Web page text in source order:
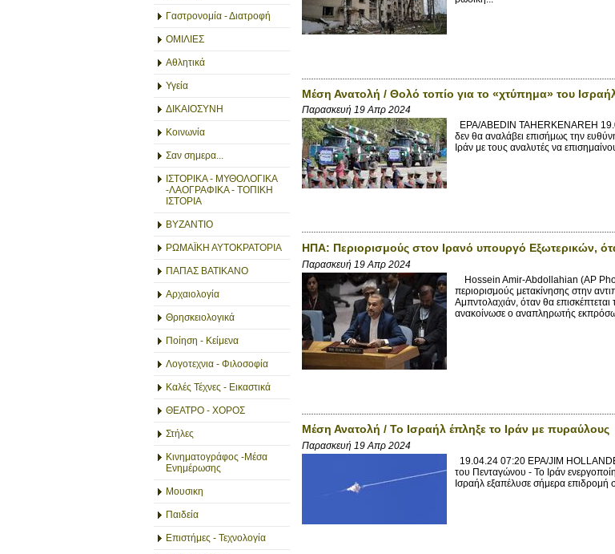
Γαστρονομία - Διατροφή
ΟΜΙΛΙΕΣ
Αθλητικά
Υγεία
ΔΙΚΑΙΟΣΥΝΗ
Κοινωνία
Σαν σημερα...
ΙΣΤΟΡΙΚΑ - ΜΥΘΟΛΟΓΙΚΑ
-ΛΑΟΓΡΑΦΙΚΑ - ΤΟΠΙΚΗ
ΙΣΤΟΡΙΑ
ΒΥΖΑΝΤΙΟ
ΡΩΜΑΪΚΗ ΑΥΤΟΚΡΑΤΟΡΙΑ
ΠΑΠΑΣ ΒΑΤΙΚΑΝΟ
Αρχαιολογία
Θρησκειολογικά
Ποίηση - Κείμενα
Λογοτεχνια - Φιλοσοφία
Καλές Τέχνες - Εικαστικά
ΘΕΑΤΡΟ - ΧΟΡΟΣ
Στήλες
Κινηματογράφος -Μέσα
Ενημέρωσης
Μουσικη
Παιδεία
Επιστήμες - Τεχνολογία
Μέση Ανατολή / Θολό τοπίο για το «χτύπημα» του
Παρασκευή 19 Απρ 2024
EPA/ABEDIN TAHERKENAREH
δεν θα αναλάβει επισήμως την
Ιράν με τους αναλυτές να
ΗΠΑ: Περιορισμούς στον Ιρανό υπουργό Εξωτερικών,
Παρασκευή 19 Απρ 2024
Hossein Amir-Abdollahian (AP
περιορισμούς μετακίνησης στην
Αμπντολαχιάν, όταν θα
ανακοίνωσε ο αναπληρωτής
Μέση Ανατολή / Το Ισραήλ έπληξε το Ιράν με πυραύλους
Παρασκευή 19 Απρ 2024
19.04.24 07:20 EPA/JIM
του Πενταγώνου - Το Ιράν
Ισραήλ εξαπέλυσε σήμερα επιδρομή